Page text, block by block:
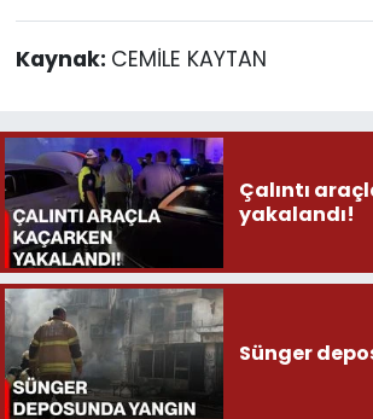
Kaynak: CEMİLE KAYTAN
Çalıntı
yakalandı!
Sünger